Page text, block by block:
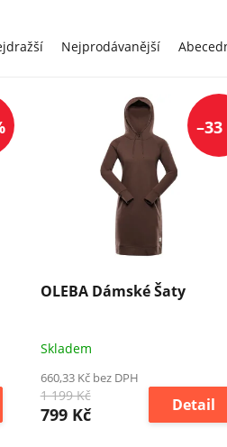
Nejprodávanější
–33
OLEBA Dámské Šaty
Skladem
660,33 Kč bez DPH
1 199 Kč
799 Kč Detail